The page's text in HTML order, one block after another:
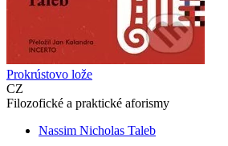
Prokrústovo lože
CZ
Filozofické a praktické aforismy
Nassim Nicholas Taleb